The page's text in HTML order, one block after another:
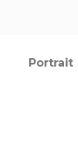
Portrait